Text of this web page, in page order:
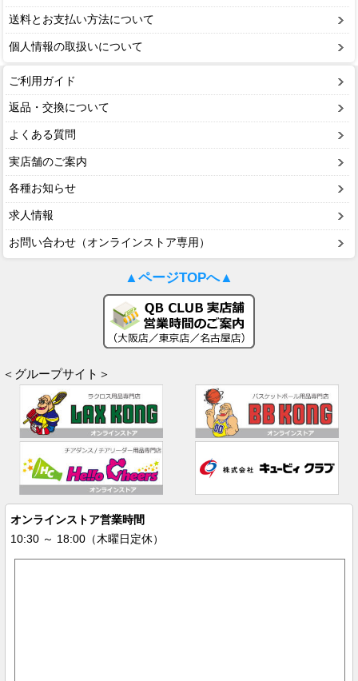
送料とお支払い方法について
個人情報の取扱いについて
ご利用ガイド
返品・交換について
よくある質問
実店舗のご案内
各種お知らせ
求人情報
お問い合わせ（オンラインストア専用）
▲ページTOPへ▲
＜グループサイト＞
オンラインストア営業時間
10:30 ～ 18:00（木曜日定休）